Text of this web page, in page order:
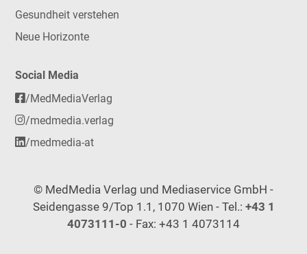
Gesundheit verstehen
Neue Horizonte
Social Media
/MedMediaVerlag
/medmedia.verlag
/medmedia-at
© MedMedia Verlag und Mediaservice GmbH -
Seidengasse 9/Top 1.1, 1070 Wien - Tel.: +43 1
4073111-0 - Fax: +43 1 4073114